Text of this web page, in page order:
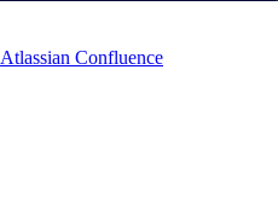
Atlassian Confluence